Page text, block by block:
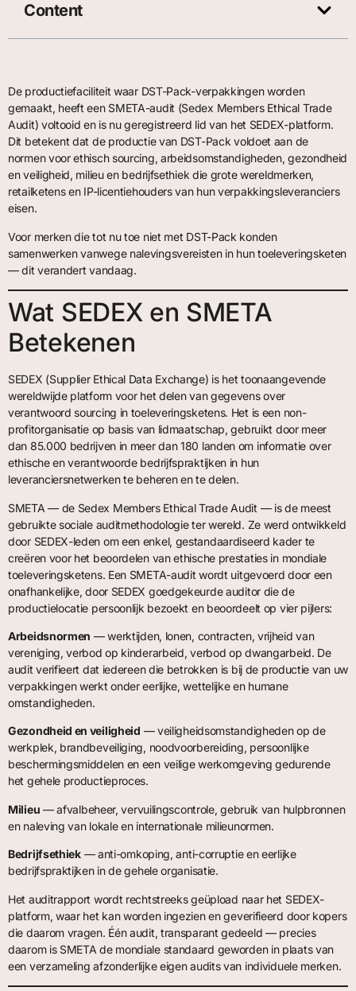
Content
De productiefaciliteit waar DST-Pack-verpakkingen worden
gemaakt, heeft een SMETA-audit (Sedex Members Ethical Trade
Audit) voltooid en is nu geregistreerd lid van het SEDEX-platform.
Dit betekent dat de productie van DST-Pack voldoet aan de
normen voor ethisch sourcing, arbeidsomstandigheden, gezondheid
en veiligheid, milieu en bedrijfsethiek die grote wereldmerken,
retailketens en IP-licentiehouders van hun verpakkingsleveranciers
eisen.
Voor merken die tot nu toe niet met DST-Pack konden
samenwerken vanwege nalevingsvereisten in hun toeleveringsketen
— dit verandert vandaag.
Wat SEDEX en SMETA
Betekenen
SEDEX (Supplier Ethical Data Exchange) is het toonaangevende
wereldwijde platform voor het delen van gegevens over
verantwoord sourcing in toeleveringsketens. Het is een non-
profitorganisatie op basis van lidmaatschap, gebruikt door meer
dan 85.000 bedrijven in meer dan 180 landen om informatie over
ethische en verantwoorde bedrijfspraktijken in hun
leveranciersnetwerken te beheren en te delen.
SMETA — de Sedex Members Ethical Trade Audit — is de meest
gebruikte sociale auditmethodologie ter wereld. Ze werd ontwikkeld
door SEDEX-leden om een enkel, gestandaardiseerd kader te
creëren voor het beoordelen van ethische prestaties in mondiale
toeleveringsketens. Een SMETA-audit wordt uitgevoerd door een
onafhankelijke, door SEDEX goedgekeurde auditor die de
productielocatie persoonlijk bezoekt en beoordeelt op vier pijlers:
Arbeidsnormen — werktijden, lonen, contracten, vrijheid van
vereniging, verbod op kinderarbeid, verbod op dwangarbeid. De
audit verifieert dat iedereen die betrokken is bij de productie van uw
verpakkingen werkt onder eerlijke, wettelijke en humane
omstandigheden.
Gezondheid en veiligheid — veiligheidsomstandigheden op de
werkplek, brandbeveiliging, noodvoorbereiding, persoonlijke
beschermingsmiddelen en een veilige werkomgeving gedurende
het gehele productieproces.
Milieu — afvalbeheer, vervuilingscontrole, gebruik van hulpbronnen
en naleving van lokale en internationale milieunormen.
Bedrijfsethiek— anti-omkoping, anti-corruptie en eerlijke
bedrijfspraktijken in de gehele organisatie.
Het auditrapport wordt rechtstreeks geüpload naar het SEDEX-
platform, waar het kan worden ingezien en geverifieerd door kopers
die daarom vragen. Één audit, transparant gedeeld — precies
daarom is SMETA de mondiale standaard geworden in plaats van
een verzameling afzonderlijke eigen audits van individuele merken.